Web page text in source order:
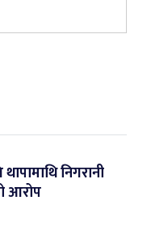
निगरानी
आरोप